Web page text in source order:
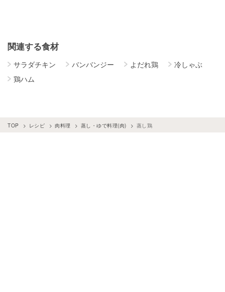
関連する食材
サラダチキン バンバンジー よだれ鶏
冷しゃぶ
鶏ハム
TOP レシピ 肉料理 蒸し・ゆで料理(肉) 蒸し鶏